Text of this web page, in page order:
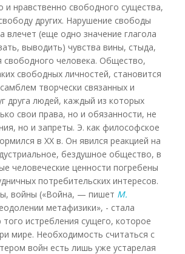
и нравственно свободного существа,
других. Нарушение свободы
влечет (еще одно значение глагола
выводить) чувства вины, стыда,
свободного человека. Общество,
свободных личностей, становится
творчески связанных и
друга людей, каждый из которых
свои права, но и обязанности, не
но и запреты. Э. как философское
в XX в. Он явился реакцией на
бездушное общество, в
человеческие ценности погребены
потребительских интересов.
войны («Война, — пишет М.
метафизики», - стала
истребления сущего, которое
мире. Необходимость считаться с
войн есть лишь уже устарелая